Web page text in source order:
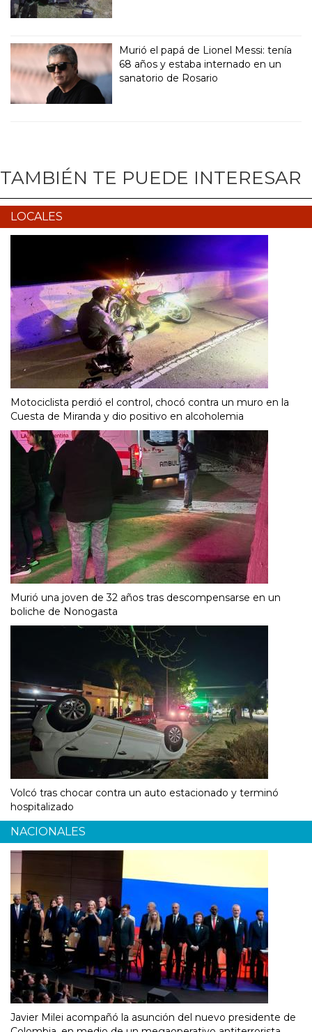
Murió el papá de Lionel Messi: tenía
68 años y estaba internado en un
sanatorio de Rosario
TAMBIÉN TE PUEDE INTERESAR
LOCALES
Motociclista perdió el control, chocó contra un muro en la
Cuesta de Miranda y dio positivo en alcoholemia
Murió una joven de 32 años tras descompensarse en un
boliche de Nonogasta
Volcó tras chocar contra un auto estacionado y terminó
hospitalizado
NACIONALES
Javier Milei acompañó la asunción del nuevo presidente de